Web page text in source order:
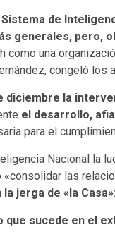
de
generales, pero,
una
congeló
la
el desarrollo,
para el
Nacional la
las
jerga de «la
que sucede en el